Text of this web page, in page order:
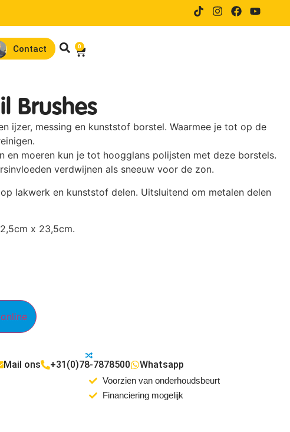
14 dagen proefrijden bij
Contact 0
Brushes
ijzer, messing en kunststof borstel. Waarmee je tot op de
en moeren kun je tot hoogglans polijsten met deze borstels.
verdwijnen als sneeuw voor de zon.
lakwerk en kunststof delen. Uitsluitend om metalen delen
x 23,5cm.
Mail ons +31(0)78-7878500 Whatsapp
Voorzien van onderhoudsbeurt
Financiering mogelijk